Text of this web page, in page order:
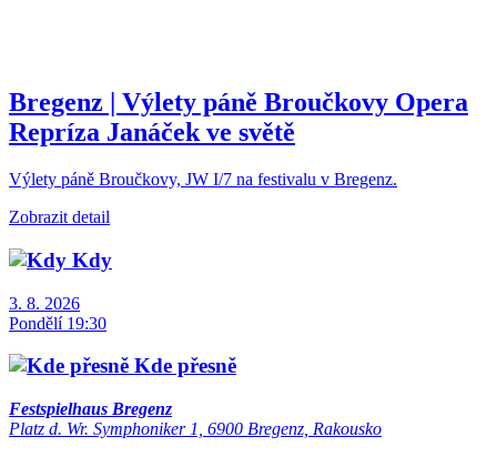
Bregenz | Výlety páně Broučkovy Opera
Repríza Janáček ve světě
Výlety páně Broučkovy, JW I/7 na festivalu v Bregenz.
Zobrazit detail
Kdy
3. 8. 2026
Pondělí 19:30
Kde přesně
Festspielhaus Bregenz
Platz d. Wr. Symphoniker 1, 6900 Bregenz, Rakousko